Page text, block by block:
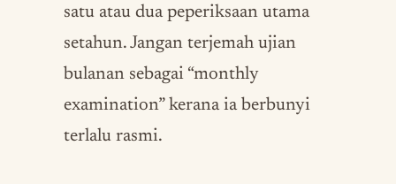
satu atau dua peperiksaan utama
setahun. Jangan terjemah ujian
bulanan sebagai “monthly
examination” kerana ia berbunyi
terlalu rasmi.